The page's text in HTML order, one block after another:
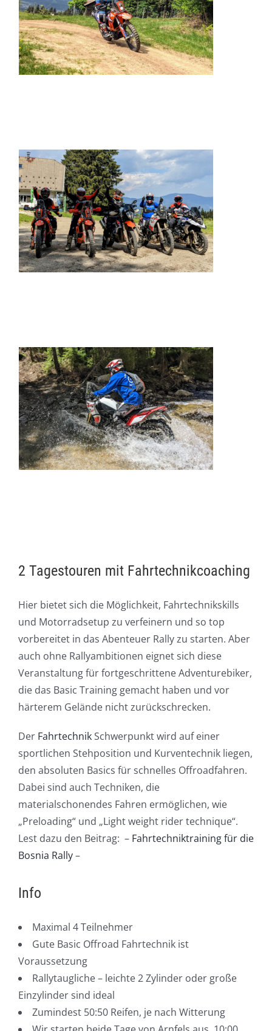
2 Tagestouren mit Fahrtechnikcoaching
Hier bietet sich die Möglichkeit, Fahrtechnikskills
und Motorradsetup zu verfeinern und so top
vorbereitet in das Abenteuer Rally zu starten. Aber
auch ohne Rallyambitionen eignet sich diese
Veranstaltung für fortgeschrittene Adventurebiker,
die das Basic Training gemacht haben und vor
härterem Gelände nicht zurückschrecken.
Der FahrtechnikSchwerpunkt wird auf einer
sportlichen Stehposition und Kurventechnik liegen,
den absoluten Basics für schnelles Offroadfahren.
Dabei sind auch Techniken, die
materialschonendes Fahren ermöglichen, wie
„Preloading“ und „Light weight rider technique“.
Lest dazu den Beitrag: – Fahrtechniktraining für die
Bosnia Rally–
Info
Maximal 4 Teilnehmer
Gute Basic Offroad Fahrtechnik ist
Voraussetzung
Rallytaugliche – leichte 2 Zylinder oder große
Einzylinder sind ideal
Zumindest 50:50 Reifen, je nach Witterung